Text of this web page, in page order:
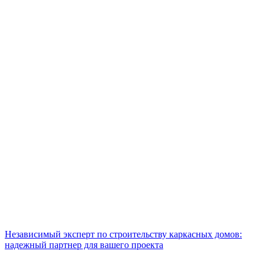
Независимый эксперт по строительству каркасных домов:
надежный партнер для вашего проекта